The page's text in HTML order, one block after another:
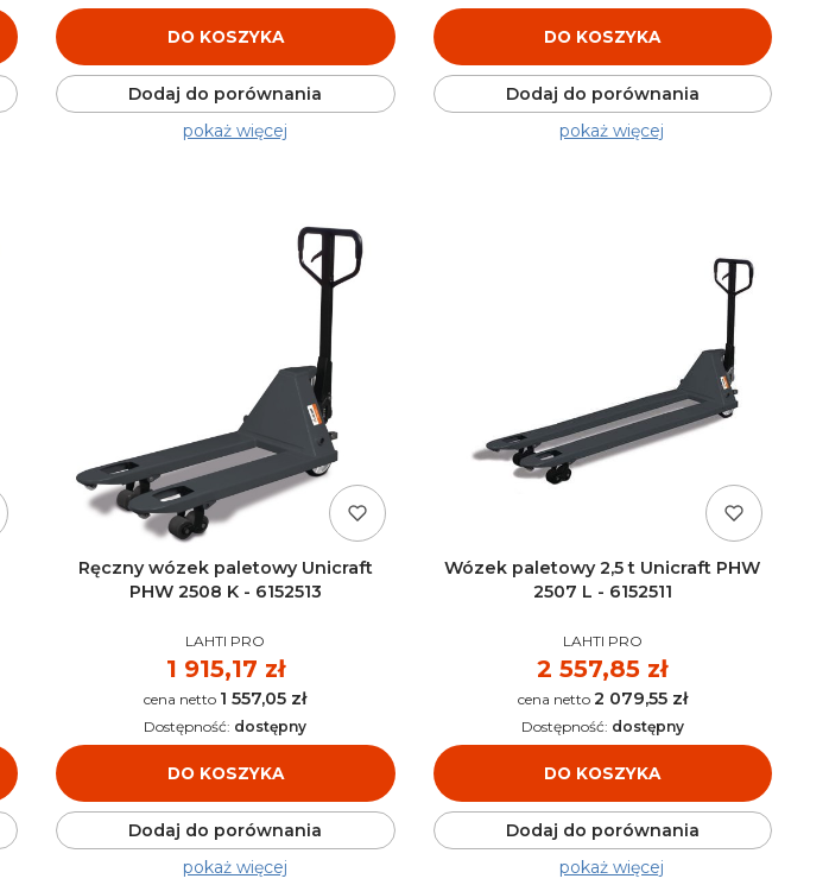
DO KOSZYKA
Dodaj do porównania
pokaż więcej
DO KOSZYKA
Dodaj do porównania
pokaż więcej
Ręczny wózek paletowy Unicraft
PHW 2508 K - 6152513
PRODUCENT
LAHTI PRO
Cena
1 915,17 zł
Cena 1 557,05 zł
DO KOSZYKA
Dostępność: dostępny
Dodaj do porównania
pokaż więcej
Wózek paletowy 2,5 t Unicraft PHW
2507 L - 6152511
PRODUCENT
LAHTI PRO
Cena
2 557,85 zł
Cena 2 079,55 zł
DO KOSZYKA
Dostępność: dostępny
Dodaj do porównania
pokaż więcej